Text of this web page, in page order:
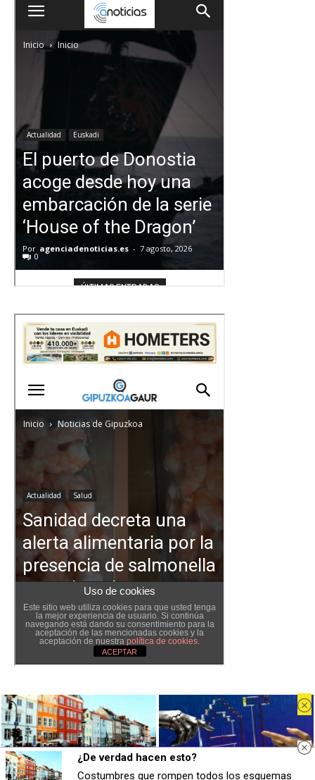
¿De verdad hacen esto? Se dijeron… y pasó
¿De verdad hacen esto?
Costumbres que rompen todos los esquemas